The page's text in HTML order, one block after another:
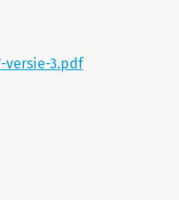
versie-3.pdf